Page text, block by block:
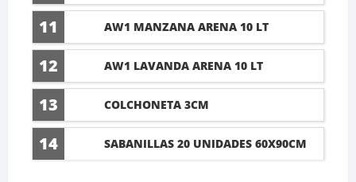
11 AW1 MANZANA ARENA 10 LT
12 AW1 LAVANDA ARENA 10 LT
13 COLCHONETA 3CM
14 SABANILLAS 20 UNIDADES 60X90CM